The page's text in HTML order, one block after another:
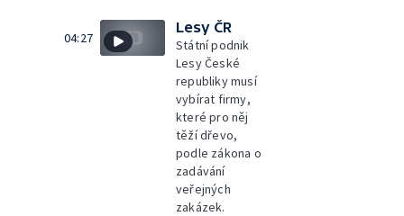
04:27
Lesy ČR
Státní podnik
Lesy České
republiky musí
vybírat firmy,
které pro něj
těží dřevo,
podle zákona o
zadávání
veřejných
zakázek.